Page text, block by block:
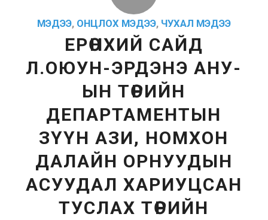
МЭДЭЭ, ОНЦЛОХ МЭДЭЭ, ЧУХАЛ МЭДЭЭ
ЕРӨНХИЙ САЙД
Л.ОЮУН-ЭРДЭНЭ АНУ-
ЫН ТӨРИЙН
ДЕПАРТАМЕНТЫН
ЗҮҮН АЗИ, НОМХОН
ДАЛАЙН ОРНУУДЫН
АСУУДАЛ ХАРИУЦСАН
ТУСЛАХ ТӨРИЙН